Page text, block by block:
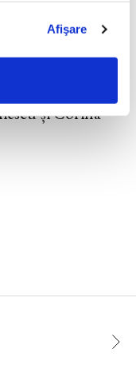
Afişare
genetică.
și Corina